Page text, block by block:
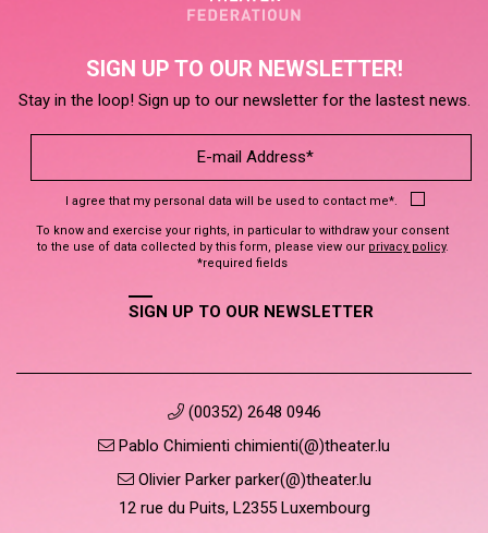
SIGN UP TO OUR NEWSLETTER!
Stay in the loop! Sign up to our newsletter for the lastest news.
I agree that my personal data will be used to contact me*.
To know and exercise your rights, in particular to withdraw your consent
to the use of data collected by this form, please view our privacy policy.
*required fields
SIGN UP TO OUR NEWSLETTER
(00352) 2648 0946
Pablo Chimienti chimienti(@)theater.lu
Olivier Parker parker(@)theater.lu
12 rue du Puits, L2355 Luxembourg